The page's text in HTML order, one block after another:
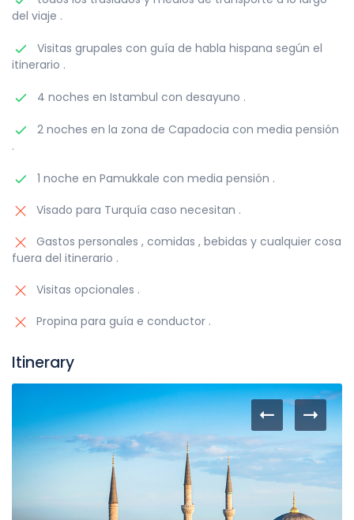
del viaje .
Visitas grupales con guía de habla hispana según el
itinerario .
4 noches en Istambul con desayuno .
2 noches en la zona de Capadocia con media pensión
.
1 noche en Pamukkale con media pensión .
Visado para Turquía caso necesitan .
Gastos personales , comidas , bebidas y cualquier cosa
fuera del itinerario .
Visitas opcionales .
Propina para guía e conductor .
Itinerary